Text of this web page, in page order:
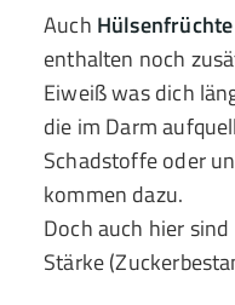
Auch Hülsenfrüchte
enthalten noch
Eiweiß was dich
die im Darm
Schadstoffe oder
kommen dazu.
Doch auch hier
Stärke